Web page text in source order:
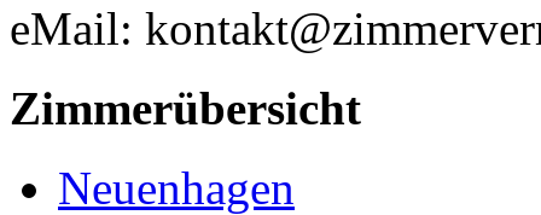
eMail:
Zimmerübersicht
Neuenhagen